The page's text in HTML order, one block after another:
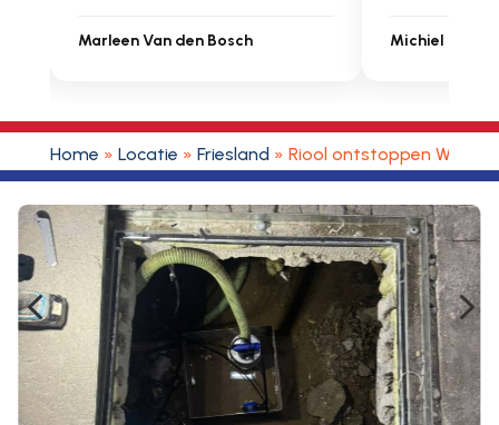
Michiel Uitdenbongerd Sarah
Home » Locatie » Friesland » Riool ontstoppen
4 5